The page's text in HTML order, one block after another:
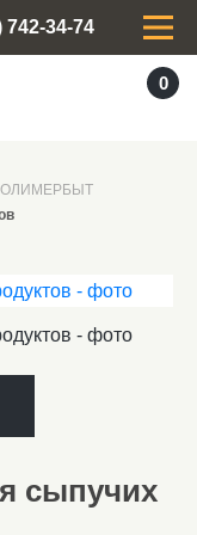
742-34-74
0
сыпучих